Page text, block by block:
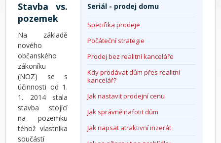
Seriál - prodej domu
Specifika prodeje
Počáteční strategie
Prodej bez realitní kanceláře
Kdy prodávat dům přes realitní
kancelář?
Jak nastavit prodejní cenu
Jak správně nafotit dům
Jak napsat atraktivní inzerát
Stavba vs.
pozemek
Na základě
nového
občanského
zákoníku
(NOZ) se s
účinnosti od 1.
1. 2014 stala
stavba stojící
na pozemku
téhož vlastníka
součástí